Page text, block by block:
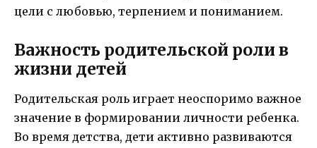
цели с любовью, терпением и пониманием.
Важность родительской роли в
жизни детей
Родительская роль играет неоспоримо важное
значение в формировании личности ребенка.
Во время детства, дети активно развиваются